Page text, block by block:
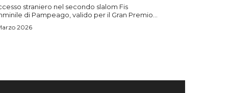
straniero nel secondo slalom Fis
di Pampeago, valido per il Gran Premio...
2026